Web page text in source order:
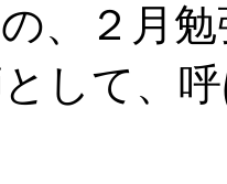
、２月
して、